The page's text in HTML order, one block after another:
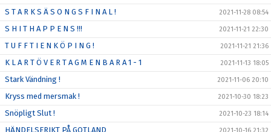
S T A R K S Ä S O N G S F I N A L ! 2021-11-28 08:54
S H I T H A P P E N S !!! 2021-11-21 22:30
T U F F T I E N K Ö P I N G ! 2021-11-21 21:36
K L A R T Ö V E R T A G M E N B A R A 1 - 1 2021-11-13 18:05
Stark Vändning ! 2021-11-06 20:10
Kryss med mersmak ! 2021-10-30 18:23
Snöpligt Slut ! 2021-10-23 18:14
HÄNDELSERIKT PÅ GOTLAND 2021-10-16 21:32